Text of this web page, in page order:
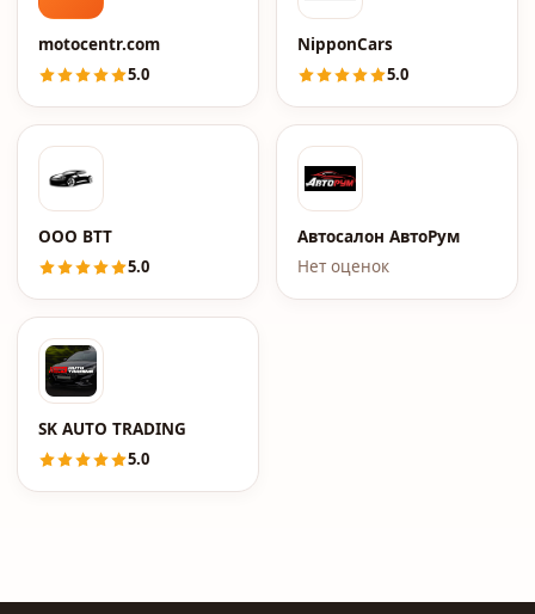
motocentr.com
5.0
NipponCars
5.0
ООО ВТТ
5.0
Автосалон АвтоРум
Нет оценок
SK AUTO TRADING
5.0